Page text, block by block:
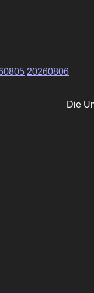
20260806
Die